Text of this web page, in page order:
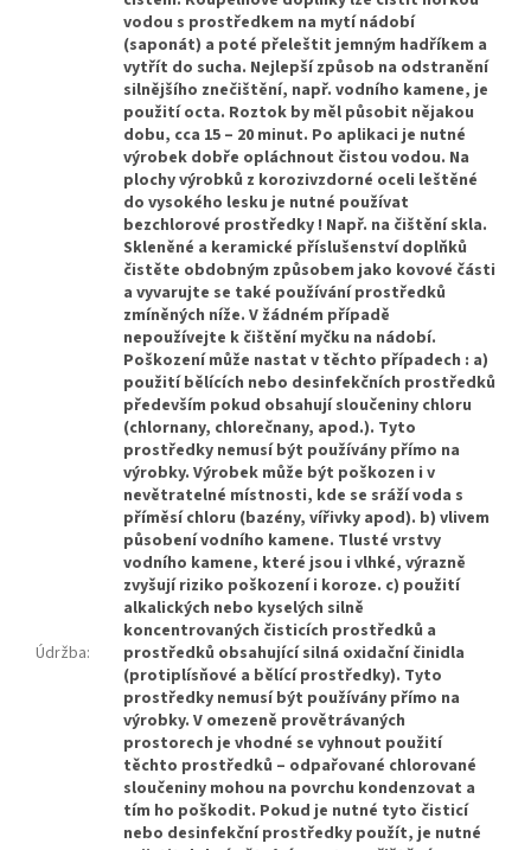
Údržba:
vodou s prostředkem na mytí nádobí
(saponát) a poté přeleštit jemným hadříkem a
vytřít do sucha. Nejlepší způsob na odstranění
silnějšího znečištění, např. vodního kamene, je
použití octa. Roztok by měl působit nějakou
dobu, cca 15 – 20 minut. Po aplikaci je nutné
výrobek dobře opláchnout čistou vodou. Na
plochy výrobků z korozivzdorné oceli leštěné
do vysokého lesku je nutné používat
bezchlorové prostředky ! Např. na čištění skla.
Skleněné a keramické příslušenství doplňků
čistěte obdobným způsobem jako kovové části
a vyvarujte se také používání prostředků
zmíněných níže. V žádném případě
nepoužívejte k čištění myčku na nádobí.
Poškození může nastat v těchto případech : a)
použití bělících nebo desinfekčních prostředků
především pokud obsahují sloučeniny chloru
(chlornany, chlorečnany, apod.). Tyto
prostředky nemusí být používány přímo na
výrobky. Výrobek může být poškozen i v
nevětratelné místnosti, kde se sráží voda s
příměsí chloru (bazény, vířivky apod). b) vlivem
působení vodního kamene. Tlusté vrstvy
vodního kamene, které jsou i vlhké, výrazně
zvyšují riziko poškození i koroze. c) použití
alkalických nebo kyselých silně
koncentrovaných čisticích prostředků a
prostředků obsahující silná oxidační činidla
(protiplísňové a bělící prostředky). Tyto
prostředky nemusí být používány přímo na
výrobky. V omezeně provětrávaných
prostorech je vhodné se vyhnout použití
těchto prostředků – odpařované chlorované
sloučeniny mohou na povrchu kondenzovat a
tím ho poškodit. Pokud je nutné tyto čisticí
nebo desinfekční prostředky použít, je nutné